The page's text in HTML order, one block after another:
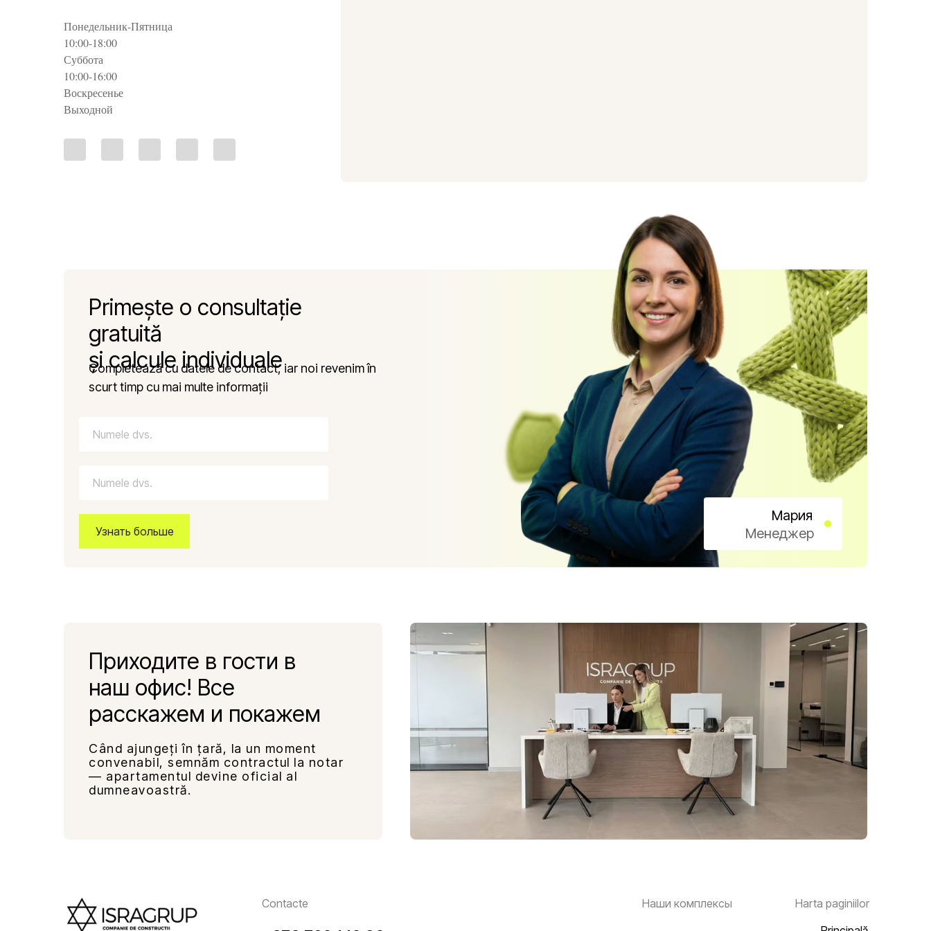
Понедельник-Пятница
10:00-18:00
Суббота
10:00-16:00
Воскресенье
Выходной
Primește o consultație
gratuită
și calcule individuale
Completează cu datele de contact, iar noi revenim în
scurt timp cu mai multe informații
Менеджер
Мария
Узнать больше
Când ajungeți în țară, la un moment
convenabil, semnăm contractul la notar
— apartamentul devine oficial al
dumneavoastră.
Приходите в гости в
наш офис! Все
расскажем и покажем
Harta paginiilor
Contacte Наши комплексы